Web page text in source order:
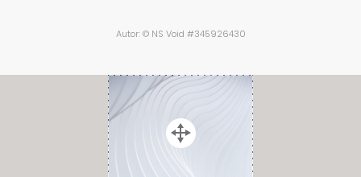
Autor: © NS Void #345926430